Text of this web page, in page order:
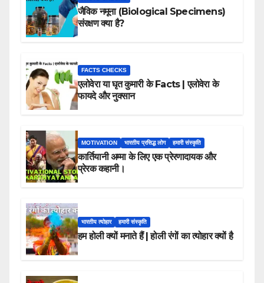
जैविक नमूना (Biological Specimens)
संरक्षण क्या है?
FACTS CHECKS
एलोवेरा या घृत कुमारी के Facts | एलोवेरा के
फायदे और नुक्सान
MOTIVATION भारतीय प्रसिद्ध लोग हमारी संस्कृति
कार्तियानी अम्मा के लिए एक प्रेरणादायक और
प्रेरक कहानी।
भारतीय त्योहार हमारी संस्कृति
हम होली क्यों मनाते हैं | होली रंगों का त्योहार क्यों है